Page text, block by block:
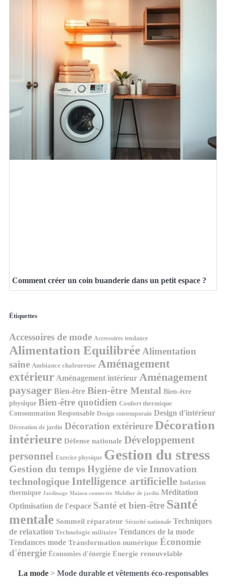
Comment créer un coin buanderie dans un petit espace ?
Étiquettes
Accessoires de mode Accessoires tendance
Alimentation Equilibrée Alimentation
saine Ambiance chaleureuse Aménagement
extérieur Aménagement intérieur Aménagement
paysager Bien-être Bien-être Mental Bien-être
physique Bien-être quotidien Confort thermique
Consommation Responsable Design contemporain Design d'intérieur
Décoration de jardin Décoration extérieureDécoration
intérieure Défense nationale Développement
personnel Exercice physique Gestion du stress
Gestion du temps Hygiène de vie Innovation
technologique Intelligence artificielle Isolation
thermique Jardinage Maison connectée Mobilier de jardin Méditation
Optimisation de l'espace Santé et bien-être Santé
mentale Sommeil réparateur Sécurité nationale Techniques
de relaxation Technologie militaire Tendances de la mode
Tendances mode Transformation numérique Économie
d'énergie Économies d'énergie Énergie renouvelable
La mode> Mode durable et vêtements éco-responsables